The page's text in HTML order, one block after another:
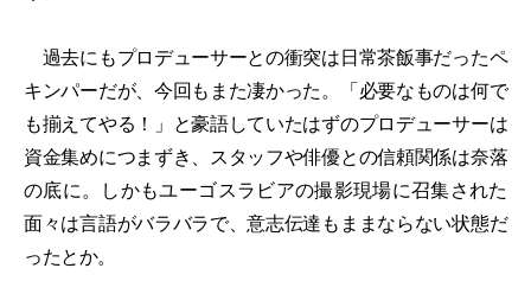
過去にもプロデューサーとの衝突は日常茶飯事だったペ
キンパーだが、今回もまた凄かった。「必要なものは何で
も揃えてやる！」と豪語していたはずのプロデューサーは
資金集めにつまずき、スタッフや俳優との信頼関係は奈落
の底に。しかもユーゴスラビアの撮影現場に召集された
面々は言語がバラバラで、意志伝達もままならない状態だ
ったとか。